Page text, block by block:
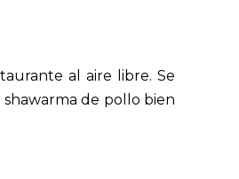
al aire libre. Se
shawarma de pollo bien